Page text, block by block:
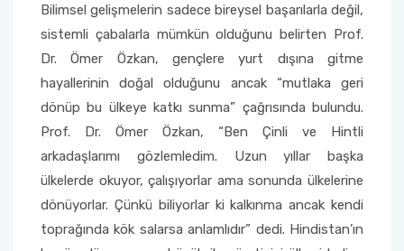
Bilimsel gelişmelerin sadece bireysel başarılarla değil,
sistemli çabalarla mümkün olduğunu belirten Prof.
Dr. Ömer Özkan, gençlere yurt dışına gitme
hayallerinin doğal olduğunu ancak “mutlaka geri
dönüp bu ülkeye katkı sunma” çağrısında bulundu.
Prof. Dr. Ömer Özkan, “Ben Çinli ve Hintli
arkadaşlarımı gözlemledim. Uzun yıllar başka
ülkelerde okuyor, çalışıyorlar ama sonunda ülkelerine
dönüyorlar. Çünkü biliyorlar ki kalkınma ancak kendi
toprağında kök salarsa anlamlıdır” dedi. Hindistan’ın